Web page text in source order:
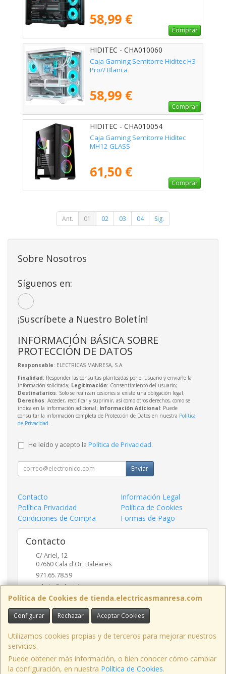
58,99 €
Comprar
HIDITEC - CHA010060
Caja Gaming Semitorre Hiditec H3
Pro// Blanca
58,99 €
Comprar
HIDITEC - CHA010054
Caja Gaming Semitorre Hiditec
MH12 GLASS
61,50 €
Comprar
Ant. 01 02 03 04 Sig.
Política de Cookies de tienda.electricasmanresa.com
Configurar Rechazar Aceptar Cookies
Utilizamos cookies propias y de terceros para mejorar nuestros
servicios.
Puede obtener más información, o bien conocer cómo cambiar
la configuración, en nuestra Política de Cookies.
Sobre Nosotros
Síguenos en:
¡Suscríbete a Nuestro Boletín!
INFORMACIÓN BÁSICA SOBRE
PROTECCIÓN DE DATOS
Responsable: ELECTRICAS MANRESA, S.A.
Finalidad: Responder las consultas planteadas por el usuario y enviarle la
información solicitada; Legitimación: Consentimiento del usuario;
Destinatarios: Solo se realizan cesiones si existe una obligación legal;
Derechos: Acceder, rectificar y suprimir, así como otros derechos, como se
indica en la información adicional; Información Adicional: Puede
consultar la información completa de Protección de Datos en nuestra Política
de Privacidad.
He leído y acepto la Política de Privacidad.
Enviar
Contacto
Información Legal
Política Privacidad
Política de Cookies
Condiciones de Compra
Formas de Pago
Contacto
C/ Ariel, 12
07660 Cala d'Or, Baleares
971.65.78.59
admin@electricasmanresa.com
Horario
9:00 - 13:30 / 15:30 - 19:00
, , , , España. - C.I.F.: A07111495 - Tfno: